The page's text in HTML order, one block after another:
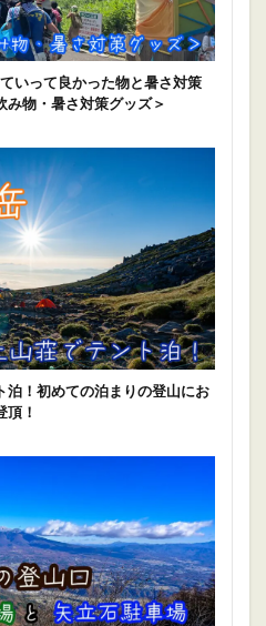
いって良かった物と暑さ対策
み物・暑さ対策グッズ＞
泊！初めての泊まりの登山にお
！